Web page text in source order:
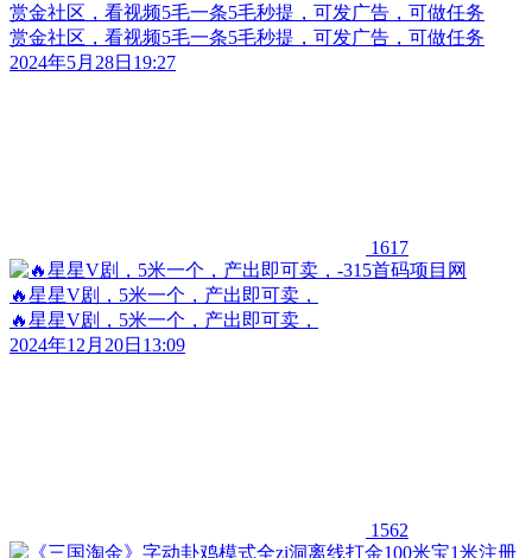
赏金社区，看视频5毛一条5毛秒提，​可发广告，可做任务
赏金社区，看视频5毛一条5毛秒提，​可发广告，可做任务
2024年5月28日19:27
1617
🔥星星V剧，5米一个，产出即可卖，​
🔥星星V剧，5米一个，产出即可卖，​
2024年12月20日13:09
1562